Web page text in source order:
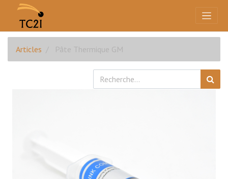
Articles Pâte Thermique GM